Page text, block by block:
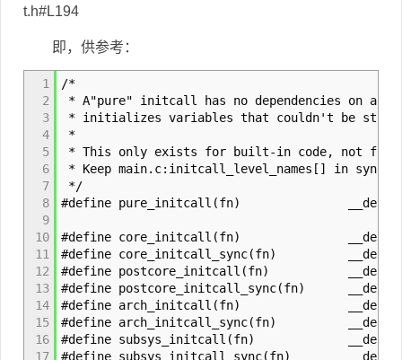
t.h#L194
即，供参考：
1
2
3
4
5
6
7
8
9
10
11
12
13
14
15
16
17
/*
* A"pure" initcall has no dependencies on
* initializes variables that couldn't be
*
* This only exists for built-in code, not for
* Keep main.c:initcall_level_names[] in sync.
*/
#define pure_initcall(fn)
#define core_initcall(fn)
#define core_initcall_sync(fn)
#define postcore_initcall(fn)
#define postcore_initcall_sync(fn)
#define arch_initcall(fn)
#define arch_initcall_sync(fn)
#define subsys_initcall(fn)
#define subsys_initcall_sync(fn)